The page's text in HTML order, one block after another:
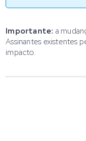
Importante: a
Assinantes existentes
impacto.